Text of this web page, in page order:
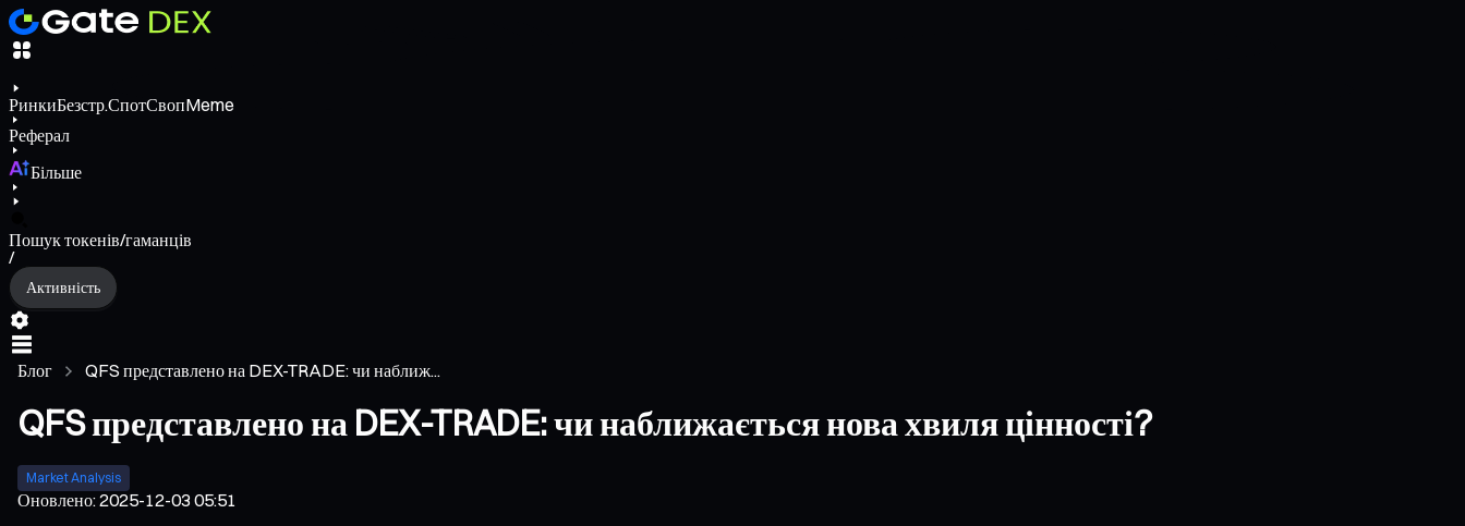
РинкиБезстр.СпотСвопMeme
Реферал
Більше
Пошук токенів/гаманців
/
Активність
Блог QFS представлено на DEX-TRADE: чи наближ...
QFS представлено на DEX-TRADE: чи наближається нова хвиля цінності?
Market Analysis
Оновлено:2025-12-03 05:51